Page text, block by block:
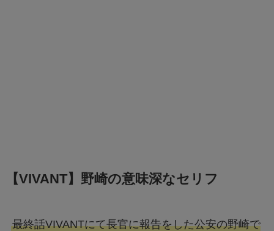
【VIVANT】野崎の意味深なセリフ
最終話VIVANTにて長官に報告をした公安の野崎で